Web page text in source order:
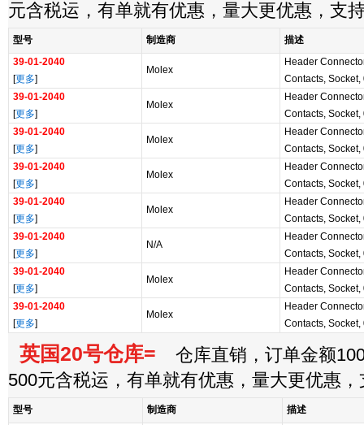
元含税运，有单就有优惠，量大更优惠，支
型号 制造商
描述
39-01-2040
[更多]
Molex
Header
Contacts,
39-01-2040
[更多]
Molex
Header
Contacts,
39-01-2040
[更多]
Molex
Header
Contacts,
39-01-2040
[更多]
Molex
Header
Contacts,
39-01-2040
[更多]
Molex
Header
Contacts,
39-01-2040
[更多]
N/A
Header
Contacts,
39-01-2040
[更多]
Molex
Header
Contacts,
39-01-2040
[更多]
Molex
Header
Contacts,
英国20号仓库= 仓库直销，订单金额
500元含税运，有单就有优惠，量大更优惠
型号 制造商
描述